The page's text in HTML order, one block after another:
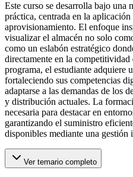
Este curso se desarrolla bajo una
práctica, centrada en la
aprovisionamiento. El enfoque
visualizar el almacén no solo
como un eslabón estratégico
directamente en la competitividad
programa, el estudiante adquiere
fortaleciendo sus competencias
adaptarse a las demandas de los
y distribución actuales. La
necesaria para destacar en
garantizando el suministro
disponibles mediante una gestión
Ver temario completo